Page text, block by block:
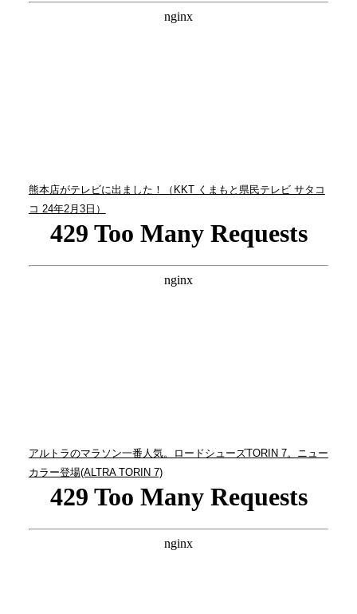
熊本店がテレビに出ました！（KKT くまもと県民テレビ サタコ
コ 24年2月3日）
アルトラのマラソン一番人気。ロードシューズTORIN 7。ニュー
カラー登場(ALTRA TORIN 7)